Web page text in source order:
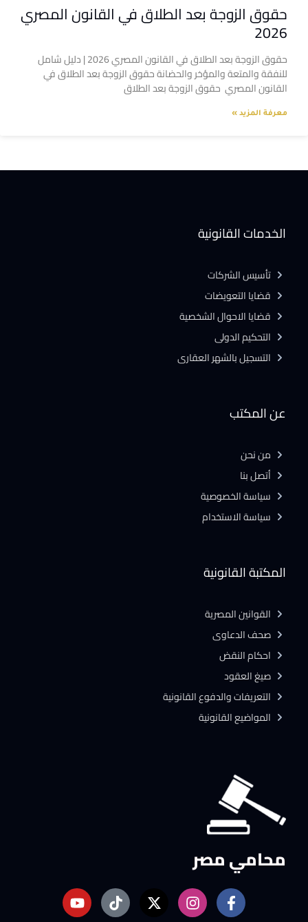
حقوق الزوجة بعد الطلاق في القانون المصري
2026
حقوق الزوجة بعد الطلاق في القانون المصري 2026 | دليل شامل
للنفقة والمتعة والمؤخر والحضانة حقوق الزوجة بعد الطلاق في
القانون المصري حقوق الزوجة بعد الطلاق
معرفة المزيد »
محامي مصر
المكتبة القانونية
القوانين المصرية
صحف الدعاوى
احكام النقض
صيغ العقود
التعريفات والدفوع القانونية
المواضيع القانونية
عن المكتب
من نحن
أتصل بنا
سياسة الخصوصية
سياسة الاستخدام
الخدمات القانونية
تأسيس الشركات
قضايا التعويضات
قضايا الاحوال الشخصية
التحكيم الدولى
التسجيل بالشهر العقارى